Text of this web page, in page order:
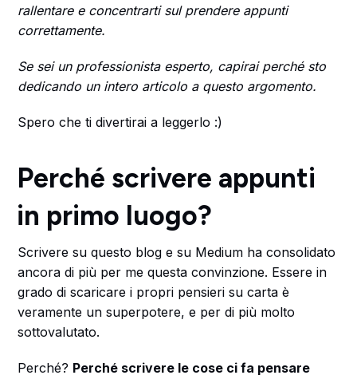
rallentare e concentrarti sul prendere appunti
correttamente.
Se sei un professionista esperto, capirai perché sto
dedicando un intero articolo a questo argomento.
Spero che ti divertirai a leggerlo :)
Perché scrivere appunti
in primo luogo?
Scrivere su questo blog e su Medium ha consolidato
ancora di più per me questa convinzione. Essere in
grado di scaricare i propri pensieri su carta è
veramente un superpotere, e per di più molto
sottovalutato.
Perché? Perché scrivere le cose ci fa pensare